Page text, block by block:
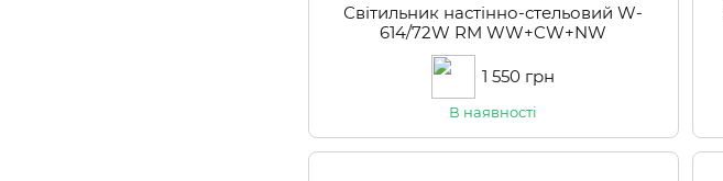
Світильник настінно-стельовий W-
614/72W RM WW+CW+NW
1 550 грн
В наявності